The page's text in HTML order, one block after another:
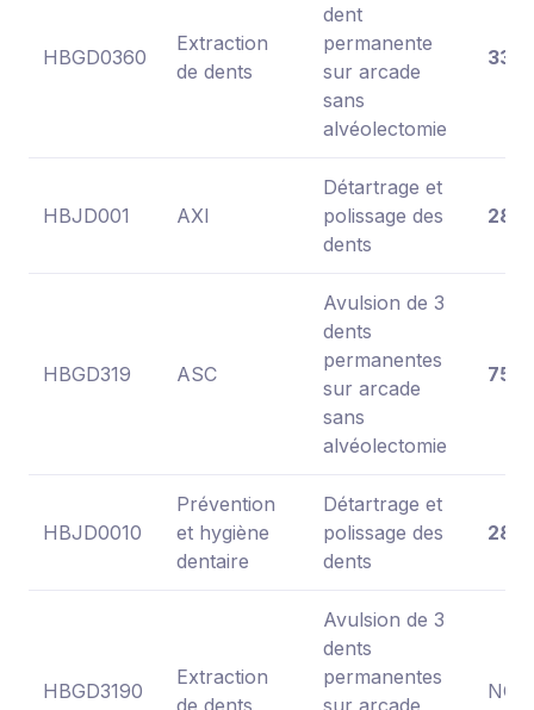
HBGD0360
Extraction
de dents
dent
permanente
sur arcade
sans
alvéolectomie
HBJD001 AXI
Détartrage et
polissage des
dents
HBGD319 ASC
Avulsion de 3
dents
permanentes
sur arcade
sans
alvéolectomie
HBJD0010
Prévention
et hygiène
dentaire
Détartrage et
polissage des
dents
HBGD3190
Extraction
de dents
Avulsion de 3
dents
permanentes
sur arcade
NC